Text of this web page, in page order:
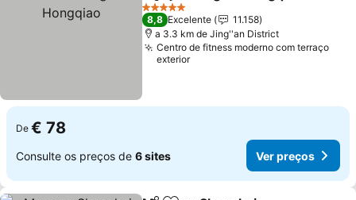
5 Estrelas
8,8 Excelente
11.158
a 3.3 km de Jing''an District
Centro de fitness moderno com terraço
exterior
De € 78
Consulte os preços de 6 sites Ver preços